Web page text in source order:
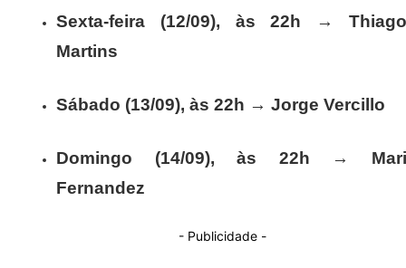
Sexta-feira (12/09), às 22h →
Martins
Sábado (13/09), às 22h → Jorge Vercillo
Domingo (14/09), às 22h →
Fernandez
- Publicidade -